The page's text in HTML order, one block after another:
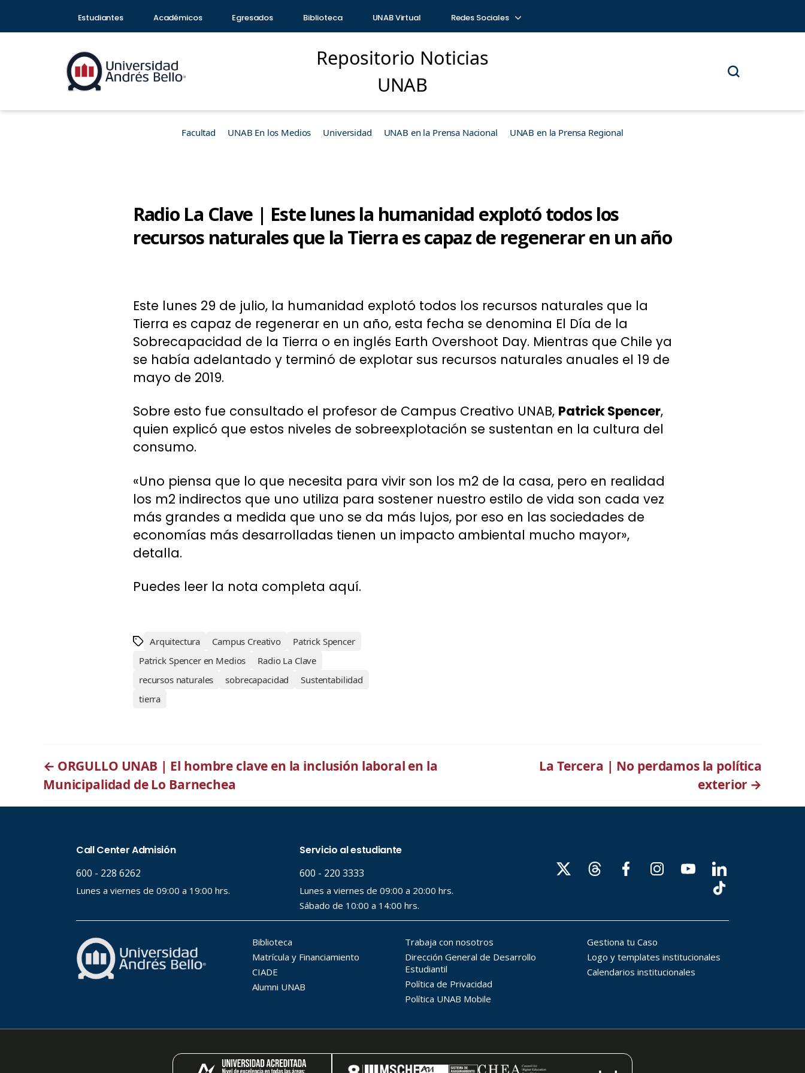
Estudiantes Académicos Egresados Biblioteca UNAB Virtual Redes Sociales
Repositorio Noticias
UNAB
Facultad UNAB En los Medios Universidad UNAB en la Prensa Nacional UNAB en la Prensa Regional
Radio La Clave | Este lunes la humanidad explotó todos los
recursos naturales que la Tierra es capaz de regenerar en un año
Este lunes 29 de julio, la humanidad explotó todos los recursos naturales que la
Tierra es capaz de regenerar en un año, esta fecha se denomina El Día de la
Sobrecapacidad de la Tierra o en inglés Earth Overshoot Day. Mientras que Chile ya
se había adelantado y terminó de explotar sus recursos naturales anuales el 19 de
mayo de 2019.
Sobre esto fue consultado el profesor de Campus Creativo UNAB, Patrick Spencer,
quien explicó que estos niveles de sobreexplotación se sustentan en la cultura del
consumo.
«Uno piensa que lo que necesita para vivir son los m2 de la casa, pero en realidad
los m2 indirectos que uno utiliza para sostener nuestro estilo de vida son cada vez
más grandes a medida que uno se da más lujos, por eso en las sociedades de
economías más desarrolladas tienen un impacto ambiental mucho mayor»,
detalla.
Puedes leer la nota completa aquí.
Arquitectura Campus Creativo
Patrick Spencer
Patrick Spencer en Medios
Radio La Clave
recursos naturales
sobrecapacidad
Sustentabilidad
tierra
← ORGULLO UNAB | El hombre clave en la inclusión laboral en la
Municipalidad de Lo Barnechea
La Tercera | No perdamos la política
exterior →